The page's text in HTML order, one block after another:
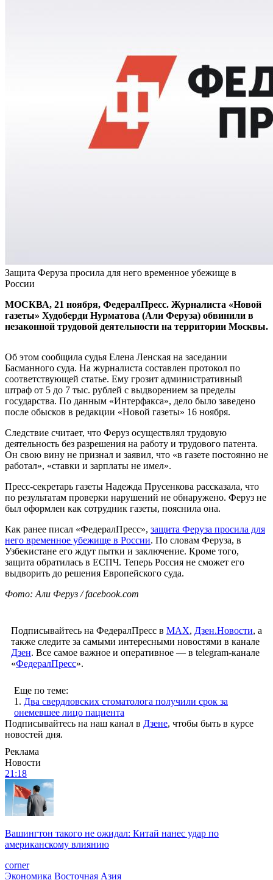
Защита Феруза просила для него временное убежище в
России
МОСКВА, 21 ноября, ФедералПресс. Журналиста «Новой
газеты» Худоберди Нурматова (Али Феруза) обвинили в
незаконной трудовой деятельности на территории Москвы.
Об этом сообщила судья Елена Ленская на заседании
Басманного суда. На журналиста составлен протокол по
соответствующей статье. Ему грозит административный
штраф от 5 до 7 тыс. рублей с выдворением за пределы
государства. По данным «Интерфакса», дело было заведено
после обысков в редакции «Новой газеты» 16 ноября.
Следствие считает, что Феруз осуществлял трудовую
деятельность без разрешения на работу и трудового патента.
Он свою вину не признал и заявил, что «в газете постоянно не
работал», «ставки и зарплаты не имел».
Пресс-секретарь газеты Надежда Прусенкова рассказала, что
по результатам проверки нарушений не обнаружено. Феруз не
был оформлен как сотрудник газеты, пояснила она.
Как ранее писал «ФедералПресс», защита Феруза просила для
него временное убежище в России. По словам Феруза, в
Узбекистане его ждут пытки и заключение. Кроме того,
защита обратилась в ЕСПЧ. Теперь Россия не сможет его
выдворить до решения Европейского суда.
Фото: Али Феруз / facebook.com
Подписывайтесь на ФедералПресс в МАХ, Дзен.Новости, а
также следите за самыми интересными новостями в канале
Дзен. Все самое важное и оперативное — в telegram-канале
«ФедералПресс».
Еще по теме:
1. Два свердловских стоматолога получили срок за
онемевшее лицо пациента
Подписывайтесь на наш канал в Дзене, чтобы быть в курсе
новостей дня.
Реклама
Новости
21:18
Вашингтон такого не ожидал: Китай нанес удар по
американскому влиянию
corner
Экономика Восточная Азия